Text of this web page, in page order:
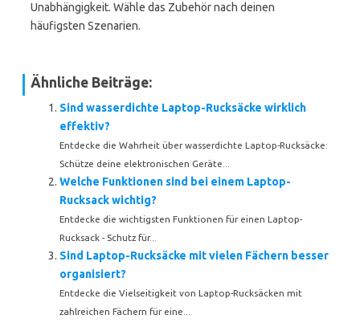
Unabhängigkeit. Wähle das Zubehör nach deinen
häufigsten Szenarien.
Ähnliche Beiträge:
Sind wasserdichte Laptop-Rucksäcke wirklich
effektiv?
Entdecke die Wahrheit über wasserdichte Laptop-Rucksäcke:
Schütze deine elektronischen Geräte...
Welche Funktionen sind bei einem Laptop-
Rucksack wichtig?
Entdecke die wichtigsten Funktionen für einen Laptop-
Rucksack - Schutz für...
Sind Laptop-Rucksäcke mit vielen Fächern besser
organisiert?
Entdecke die Vielseitigkeit von Laptop-Rucksäcken mit
zahlreichen Fächern für eine...